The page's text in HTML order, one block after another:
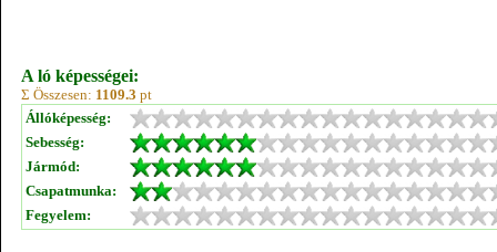
A ló képességei:
Σ Összesen: 1109.3 pt
Állóképesség:
Sebesség:
Jármód:
Csapatmunka:
Fegyelem: